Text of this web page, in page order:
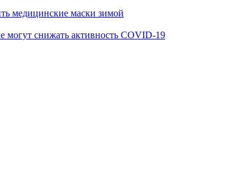
медицинские маски зимой
могут снижать активность COVID-19